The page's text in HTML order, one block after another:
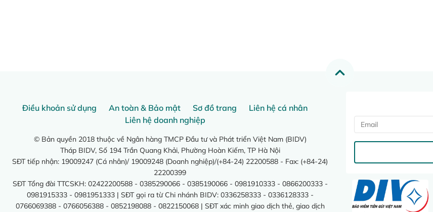
Điều khoản sử dụng An toàn & Bảo mật Sơ đồ trang
Liên hệ cá nhân
Liên hệ doanh nghiệp
© Bản quyền 2018 thuộc về Ngân hàng TMCP Đầu tư và Phát triển Việt Nam (BIDV)
Tháp BIDV, Số 194 Trần Quang Khải, Phường Hoàn Kiếm, TP Hà Nội
SĐT tiếp nhận: 19009247 (Cá nhân)/ 19009248 (Doanh nghiệp)/(+84-24) 22200588 - Fax: (+84-24)
22200399
SĐT Tổng đài TTCSKH: 02422200588 - 0385290066 - 0385190066 - 0981910333 - 0866200333 -
0981915333 - 0981951333 | SĐT gọi ra từ Chi nhánh BIDV: 0336258333 - 0336128333 -
0766069388 - 0766056388 - 0852198088 - 0822150068 | SĐT xác minh giao dịch thẻ, giao dịch